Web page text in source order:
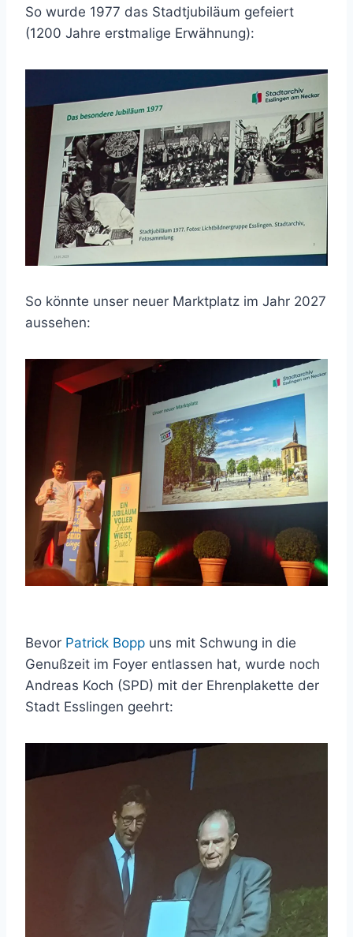
So wurde 1977 das Stadtjubiläum gefeiert
(1200 Jahre erstmalige Erwähnung):
So könnte unser neuer Marktplatz im Jahr 2027
aussehen:
Bevor Patrick Bopp uns mit Schwung in die
Genußzeit im Foyer entlassen hat, wurde noch
Andreas Koch (SPD) mit der Ehrenplakette der
Stadt Esslingen geehrt: